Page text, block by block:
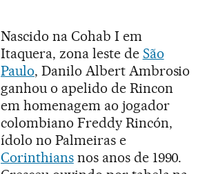
Nascido na Cohab I em
Itaquera, zona leste de São
Paulo, Danilo Albert Ambrosio
ganhou o apelido de Rincon
em homenagem ao jogador
colombiano Freddy Rincón,
ídolo no Palmeiras e
Corinthiansnos anos de 1990.